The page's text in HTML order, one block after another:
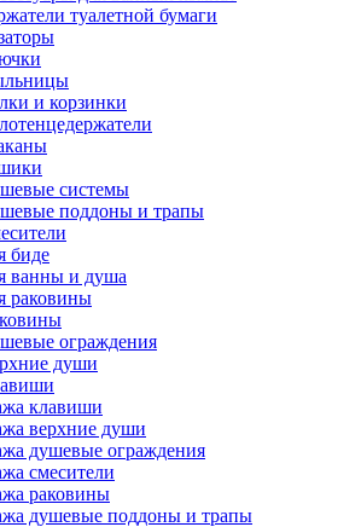
туалетной бумаги
и корзинки
системы
поддоны и трапы
биде
ванны и душа
раковины
ограждения
души
клавиши
верхние души
душевые ограждения
смесители
раковины
душевые поддоны и трапы